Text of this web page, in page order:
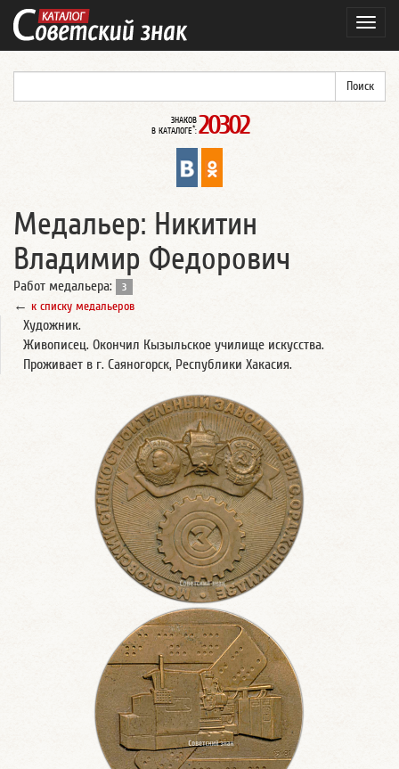
ЗНАКОВ
В КАТАЛОГЕ*: 20302
Медальер: Никитин
Владимир Федорович
Работ медальера: 3
← к списку медальеров
Художник.
Живописец. Окончил Кызыльское училище искусства.
Проживает в г. Саяногорск, Республики Хакасия.